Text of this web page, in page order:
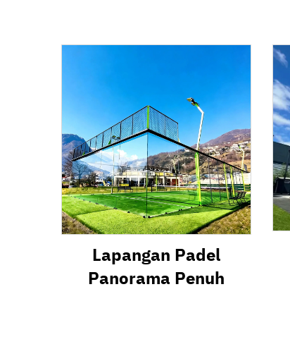
Lapangan Padel
Panorama Penuh